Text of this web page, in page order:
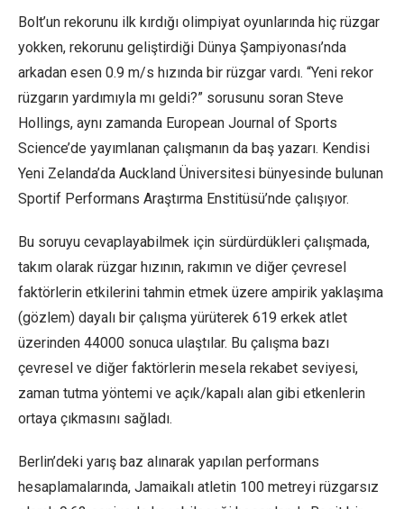
Bolt’un rekorunu ilk kırdığı olimpiyat oyunlarında hiç rüzgar
yokken, rekorunu geliştirdiği Dünya Şampiyonası’nda
arkadan esen 0.9 m/s hızında bir rüzgar vardı. “Yeni rekor
rüzgarın yardımıyla mı geldi?” sorusunu soran Steve
Hollings, aynı zamanda European Journal of Sports
Science’de yayımlanan çalışmanın da baş yazarı. Kendisi
Yeni Zelanda’da Auckland Üniversitesi bünyesinde bulunan
Sportif Performans Araştırma Enstitüsü’nde çalışıyor.
Bu soruyu cevaplayabilmek için sürdürdükleri çalışmada,
takım olarak rüzgar hızının, rakımın ve diğer çevresel
faktörlerin etkilerini tahmin etmek üzere ampirik yaklaşıma
(gözlem) dayalı bir çalışma yürüterek 619 erkek atlet
üzerinden 44000 sonuca ulaştılar. Bu çalışma bazı
çevresel ve diğer faktörlerin mesela rekabet seviyesi,
zaman tutma yöntemi ve açık/kapalı alan gibi etkenlerin
ortaya çıkmasını sağladı.
Berlin’deki yarış baz alınarak yapılan performans
hesaplamalarında, Jamaikalı atletin 100 metreyi rüzgarsız